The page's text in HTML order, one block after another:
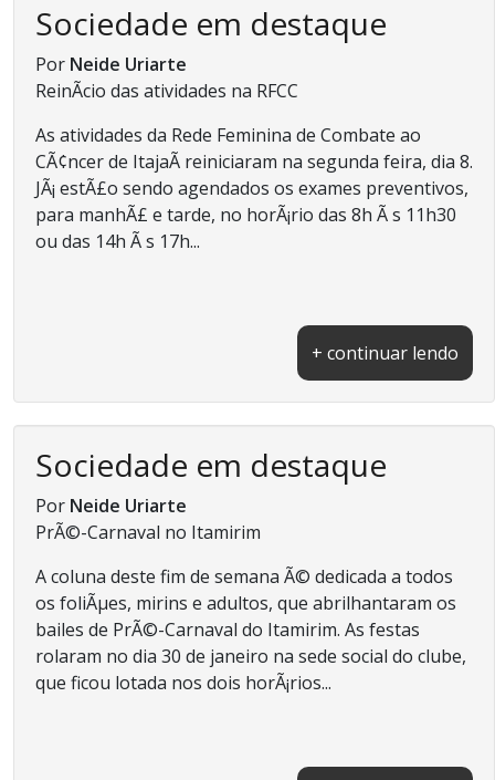
Sociedade em destaque
Por Neide Uriarte
ReinÃ­cio das atividades na RFCC
As atividades da Rede Feminina de Combate ao
CÃ¢ncer de ItajaÃ­ reiniciaram na segunda feira, dia 8.
JÃ¡ estÃ£o sendo agendados os exames preventivos,
para manhÃ£ e tarde, no horÃ¡rio das 8h Ã s 11h30
ou das 14h Ã s 17h...
+ continuar lendo
Sociedade em destaque
Por Neide Uriarte
PrÃ©-Carnaval no Itamirim
A coluna deste fim de semana Ã© dedicada a todos
os foliÃµes, mirins e adultos, que abrilhantaram os
bailes de PrÃ©-Carnaval do Itamirim. As festas
rolaram no dia 30 de janeiro na sede social do clube,
que ficou lotada nos dois horÃ¡rios...